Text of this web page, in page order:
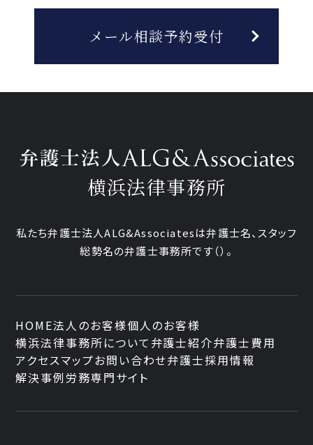
メール相談予約受付
横浜法律事務所
私たち弁護士法人ALG&Associatesは弁護士名、 スタッフ
総勢名の弁護士事務所です（）。
HOME法人のお客様個人のお客様
横浜法律事務所について 弁護士紹介弁護士費用
アクセスマップお問い合わせ弁護士採用情報
解決事例労務専門サイト